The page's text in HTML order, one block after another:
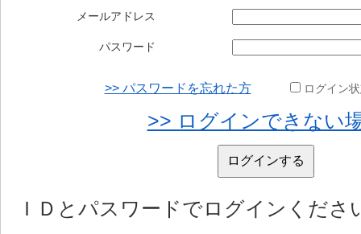
メールアドレス
パスワード
>> パスワードを忘れた方 ログイン
>> ログインできない
ＩＤとパスワードでログインくださ